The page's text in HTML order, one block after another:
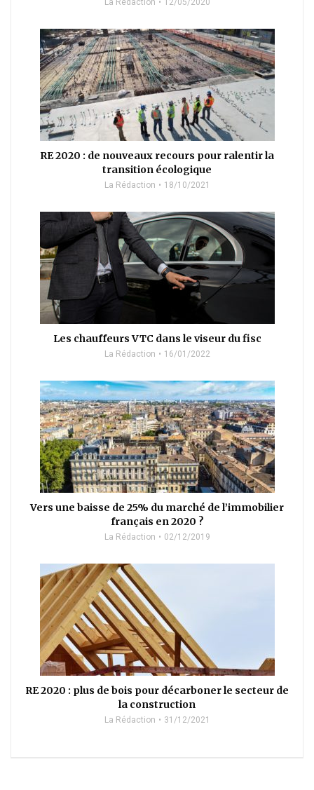
La Rédaction 12/05/2020
RE 2020 : de nouveaux recours pour ralentir la
transition écologique
La Rédaction 18/10/2021
Les chauffeurs VTC dans le viseur du fisc
La Rédaction 16/01/2022
Vers une baisse de 25% du marché de l’immobilier
français en 2020 ?
La Rédaction 02/12/2019
RE 2020 : plus de bois pour décarboner le secteur de
la construction
La Rédaction 31/12/2021